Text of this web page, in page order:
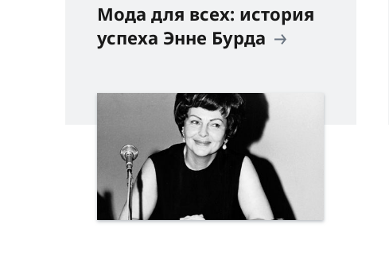
Мода для всех: история
успеха Энне Бурда